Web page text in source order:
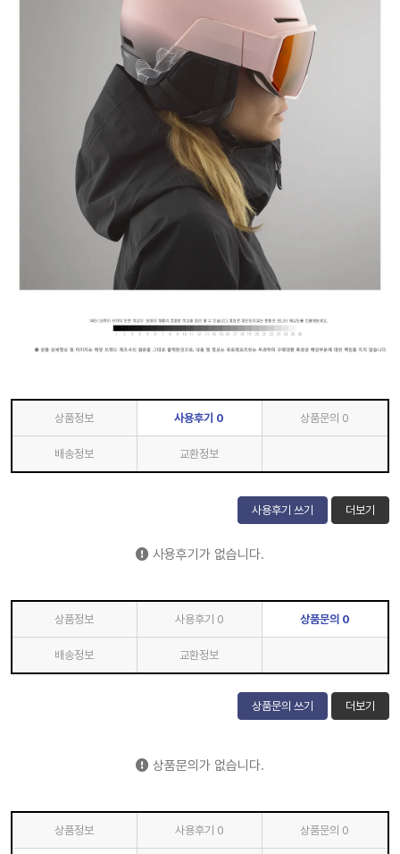
상품정보 사용후기 0 상품문의 0
배송정보 교환정보
사용후기 쓰기 더보기
사용후기가 없습니다.
상품정보 사용후기 0 상품문의 0
배송정보 교환정보
상품문의 쓰기 더보기
상품문의가 없습니다.
상품정보 사용후기 0 상품문의 0